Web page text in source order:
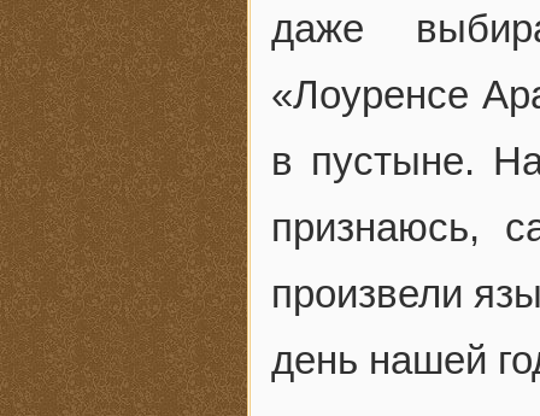
даже
«Лоуренсе
в пустыне.
признаюсь,
произвели
день нашей